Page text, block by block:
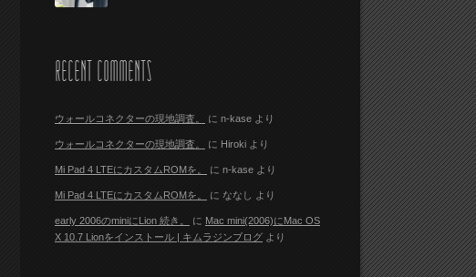
RECENT COMMENTS
ウォールコネクターの現地調査。 に n-kase より
ウォールコネクターの現地調査。 に Hiroki より
Mi Pad 4 LTEにカスタムROMを。 に n-kase より
Mi Pad 4 LTEにカスタムROMを。 に ななし より
early 2006のminiにLion 続き。 に Mac mini(2006)にMac OS
X 10.7 Lionをインストール | キムラジンブログ より